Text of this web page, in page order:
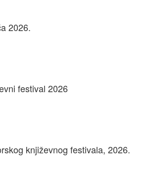
2026.
festival 2026
književnog festivala, 2026.